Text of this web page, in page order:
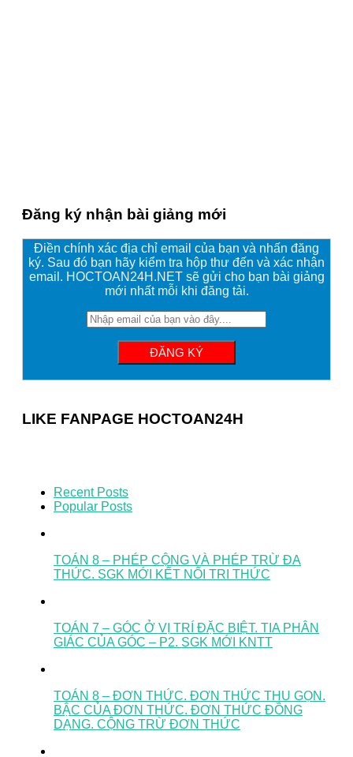
Đăng ký nhận bài giảng mới
Điền chính xác địa chỉ email của bạn và nhấn đăng
ký. Sau đó bạn hãy kiểm tra hộp thư đến và xác nhận
email. HOCTOAN24H.NET sẽ gửi cho bạn bài giảng
mới nhất mỗi khi đăng tải.
LIKE FANPAGE HOCTOAN24H
Recent Posts
Popular Posts
TOÁN 8 – PHÉP CỘNG VÀ PHÉP TRỪ ĐA
THỨC. SGK MỚI KẾT NỐI TRI THỨC
TOÁN 7 – GÓC Ở VỊ TRÍ ĐẶC BIỆT. TIA PHÂN
GIÁC CỦA GÓC – P2. SGK MỚI KNTT
TOÁN 8 – ĐƠN THỨC. ĐƠN THỨC THU GỌN.
BẬC CỦA ĐƠN THỨC. ĐƠN THỨC ĐỒNG
DẠNG. CỘNG TRỪ ĐƠN THỨC